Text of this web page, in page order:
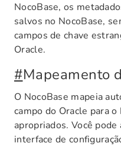
NocoBase, os
salvos no NocoBase,
campos de chave
Oracle.
#Mapeamento
O NocoBase mapeia
campo do Oracle para
apropriados. Você
interface de